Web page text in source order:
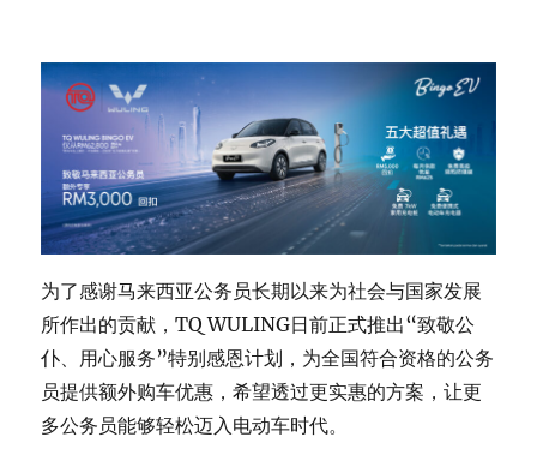
为了感谢马来西亚公务员长期以来为社会与国家发展
所作出的贡献，TQ WULING日前正式推出“致敬公
仆、用心服务”特别感恩计划，为全国符合资格的公务
员提供额外购车优惠，希望透过更实惠的方案，让更
多公务员能够轻松迈入电动车时代。